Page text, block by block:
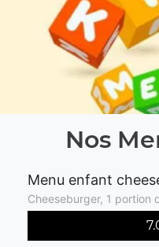
Nos
Menu enfant
Cheeseburger, 1 portion